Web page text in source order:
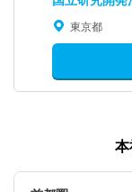
東京都
本